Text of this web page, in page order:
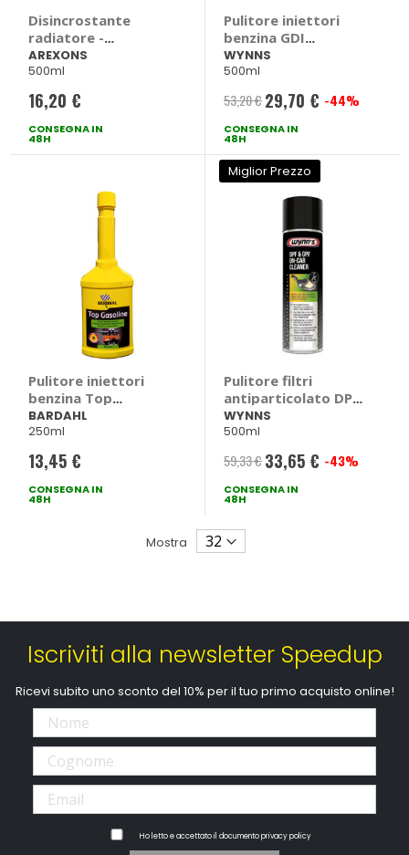
Disincrostante
radiatore -
AREXONS
AREXONS
500ml
16,20 €
CONSEGNA IN
48H
Pulitore iniettori
benzina GDI
Efficiency Restorer -
WYNNS
WYNNS
500ml
53,20 € Prezzo
speciale
29,70 € -44%
CONSEGNA IN
48H
Pulitore iniettori
benzina Top
Benzina - BARDAHL
BARDAHL
250ml
13,45 €
CONSEGNA IN
48H
Miglior Prezzo
Pulitore filtri
antiparticolato DPF
& GPF On-Car
Cleaner - WYNNS
WYNNS
500ml
59,33 € Prezzo
speciale
33,65 € -43%
CONSEGNA IN
48H
Mostra
Iscriviti alla newsletter Speedup
Ricevi subito uno sconto del 10% per il tuo primo acquisto online!
Ho letto e accettato il documentoprivacy policy